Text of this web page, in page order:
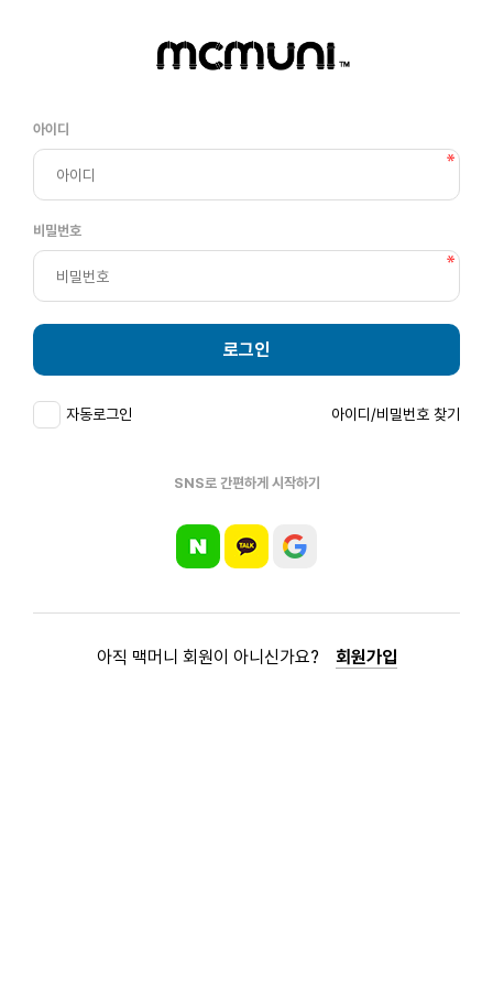
아이디
비밀번호
로그인
자동로그인 아이디/비밀번호 찾기
SNS로 간편하게 시작하기
아직 맥머니 회원이 아니신가요? 회원가입